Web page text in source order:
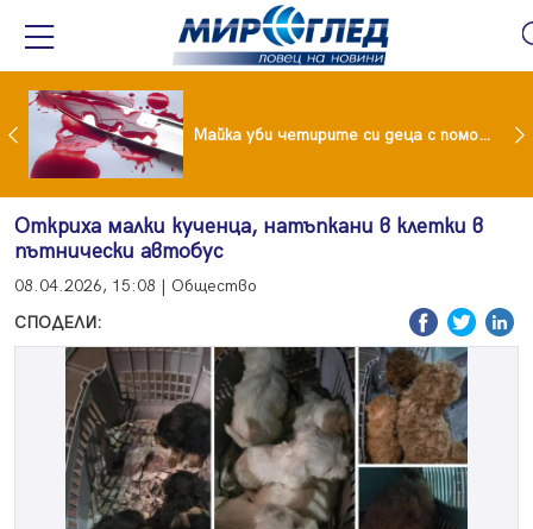
Проф.Кантарджиев: Пазете се от комарите и полово предаваните инфекции Майка уби четирите си деца с помощта на баба им, след което се самоуби
Откриха малки кученца, натъпкани в клетки в
пътнически автобус
08.04.2026, 15:08 | Общество
СПОДЕЛИ: